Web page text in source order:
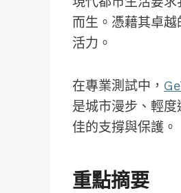
而生。憑藉其卓
活力。
在專業測試中，
是城市漫步、輕
佳的支撐與保護。
重點摘要